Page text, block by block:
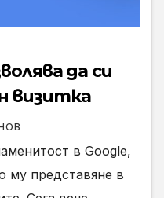
да си
визитка
в Google,
му представяне в